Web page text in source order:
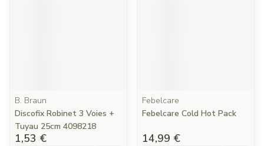
B. Braun
Discofix Robinet 3 Voies +
Tuyau 25cm 4098218
1,53 €
Febelcare
Febelcare Cold Hot Pack
14,99 €